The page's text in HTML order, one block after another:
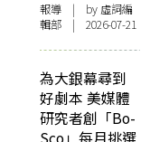
報導 | by 虛詞編
輯部 | 2026-07-21
為大銀幕尋到
好劇本 美媒體
研究者創「Bo-